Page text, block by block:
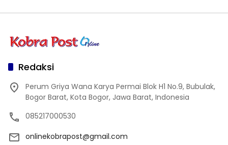
Redaksi
Perum Griya Wana Karya Permai Blok H1 No.9, Bubulak,
Bogor Barat, Kota Bogor, Jawa Barat, Indonesia
085217000530
onlinekobrapost@gmail.com